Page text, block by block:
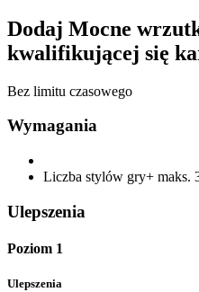
Dodaj Mocne
kwalifikującej się
Bez limitu czasowego
Wymagania
Liczba stylów gry+ maks.
Ulepszenia
Poziom 1
Ulepszenia